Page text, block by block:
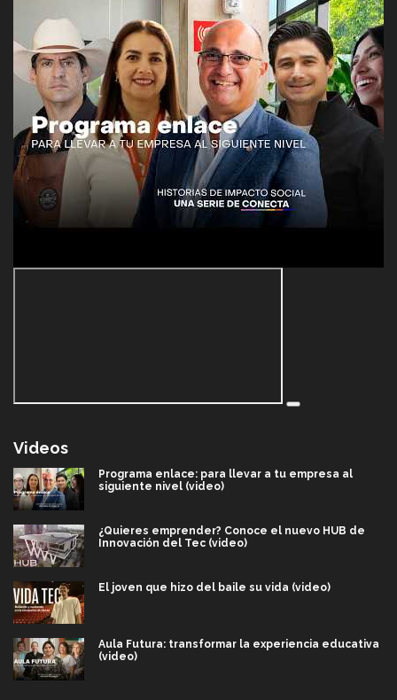
Videos
Programa enlace: para llevar a tu empresa al
siguiente nivel (video)
¿Quieres emprender? Conoce el nuevo HUB de
Innovación del Tec (video)
El joven que hizo del baile su vida (video)
Aula Futura: transformar la experiencia educativa
(video)